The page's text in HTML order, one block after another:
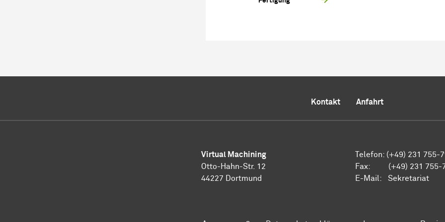
Kontakt Anfahrt
Virtual Machining
Otto-Hahn-Str. 12
44227 Dortmund
Telefon: (+49) 231 755-
Fax: (+49) 231 755-
E-Mail: Sekretariat